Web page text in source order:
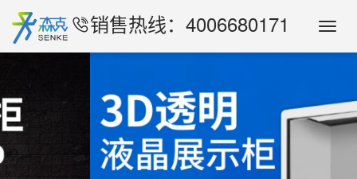
销售热线：4006680171